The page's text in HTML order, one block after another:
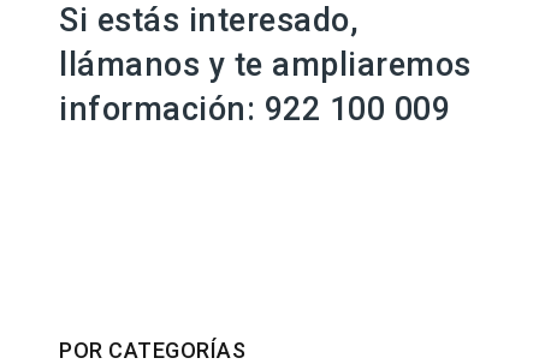
Si estás interesado,
llámanos y te ampliaremos
información: 922 100 009
POR CATEGORÍAS